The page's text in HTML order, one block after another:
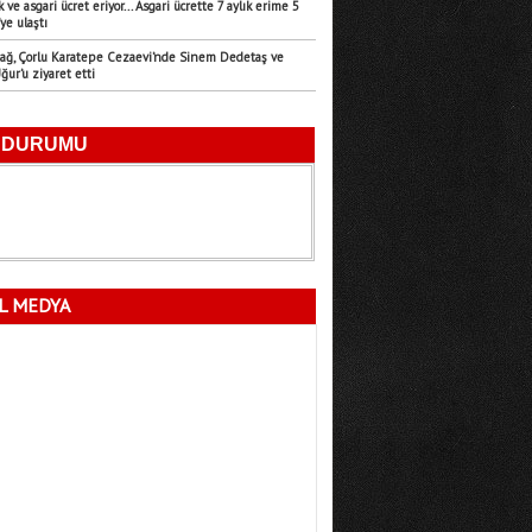
Emre Türk
11.07.2026
Mersin’in Sessiz Felaketi
Fatma Lalecan
11.09.2025
ve asgari ücret eriyor... Asgari ücrette 7 aylık erime 5
ulaştı
Çorlu Karatepe Cezaevi’nde Sinem Dedetaş ve
ziyaret etti
MEDYA